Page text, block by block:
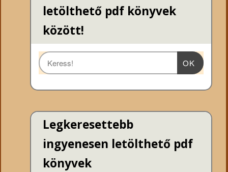
letölthető pdf könyvek
között!
OK
Legkeresettebb
ingyenesen letölthető pdf
könyvek